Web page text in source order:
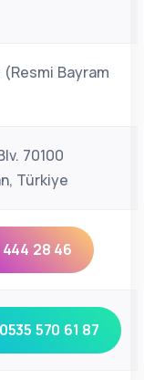
(Resmi Bayram
70100
Türkiye
28 46
570 61 87